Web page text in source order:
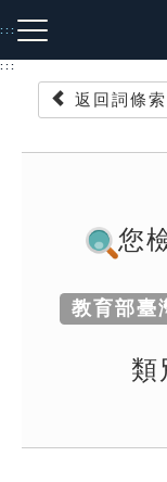
到
主
:::
成語故事
:::
返回詞條索
您
教育部臺
類